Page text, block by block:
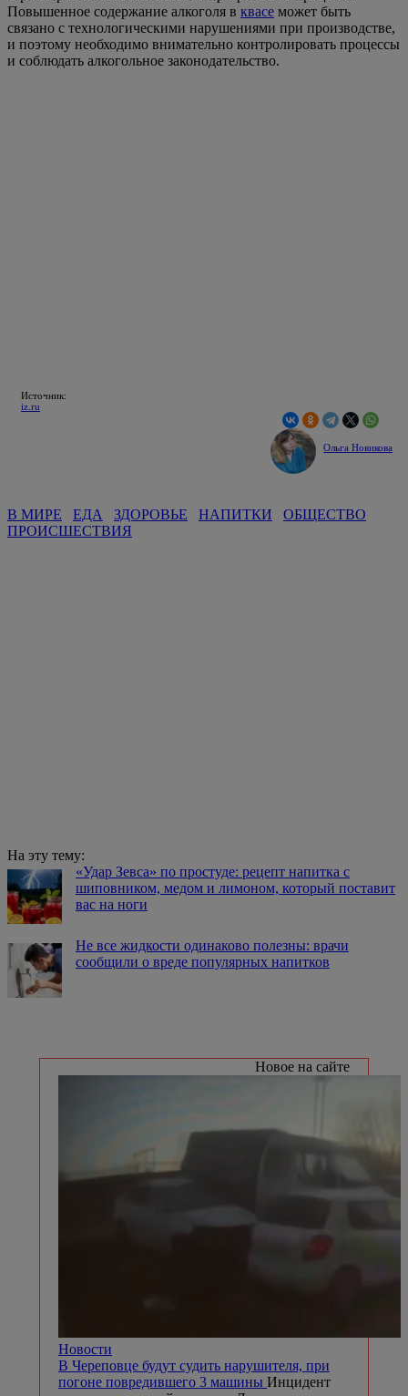
Повышенное содержание алкоголя в квасе может быть
связано с технологическими нарушениями при производстве,
и поэтому необходимо внимательно контролировать процессы
и соблюдать алкогольное законодательство.
Источник:
iz.ru
Ольга Новикова
В МИРЕ ЕДА ЗДОРОВЬЕ НАПИТКИ
ОБЩЕСТВО
ПРОИСШЕСТВИЯ
На эту тему:
«Удар Зевса» по простуде: рецепт напитка с
шиповником, медом и лимоном, который поставит
вас на ноги
Не все жидкости одинаково полезны: врачи
сообщили о вреде популярных напитков
Новое на сайте
Новости
В Череповце будут судить нарушителя, при
погоне повредившего 3 машины Инцидент